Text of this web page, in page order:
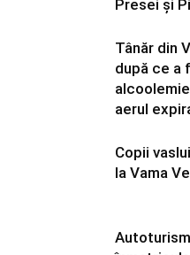
Presei și
Tânăr din
după ce a
aerul
Copii
la Vama